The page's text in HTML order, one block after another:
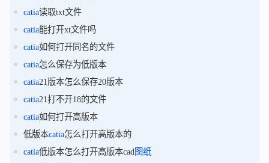
catia读取txt文件
catia能打开xt文件吗
catia如何打开同名的文件
catia怎么保存为低版本
catia21版本怎么保存20版本
catia21打不开18的文件
catia如何打开高版本
低版本catia怎么打开高版本的
catia低版本怎么打开高版本cad图纸